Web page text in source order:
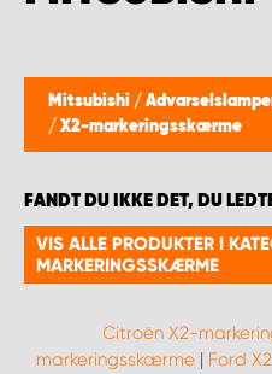
Mitsubishi /
/ X2-markeringsskærme
FANDT DU IKKE DET, DU
VIS ALLE PRODUKTER I
MARKERINGSSKÆRME
Citroën X2-
markeringsskærme| Ford